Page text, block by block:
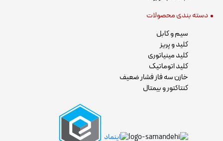
دسته بندی محصولات
سیم و کابل
کلید و پریز
کلید مینیاتوری
کلید اتوماتیک
خازن سه فاز فشار ضعیف
کنتاکتور و بیمتال